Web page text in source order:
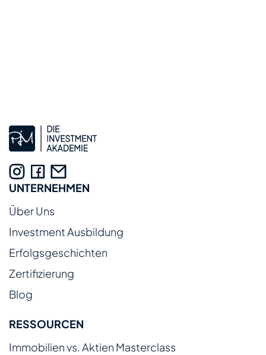
UNTERNEHMEN
Über Uns
Investment Ausbildung
Erfolgsgeschichten
Zertifizierung
Blog
RESSOURCEN
Immobilien vs. Aktien Masterclass